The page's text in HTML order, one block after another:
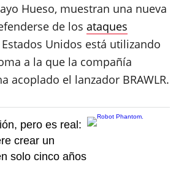
Hueso, muestran una nueva
de los ataques
Estados Unidos está utilizando
a la que la compañía
acoplado el lanzador BRAWLR.
pero es real:
crear un
solo cinco años